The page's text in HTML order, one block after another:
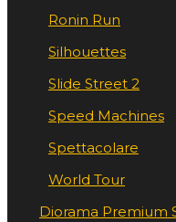
Ronin Run
Silhouettes
Slide Street 2
Speed Machines
Spettacolare
World Tour
Diorama Premium